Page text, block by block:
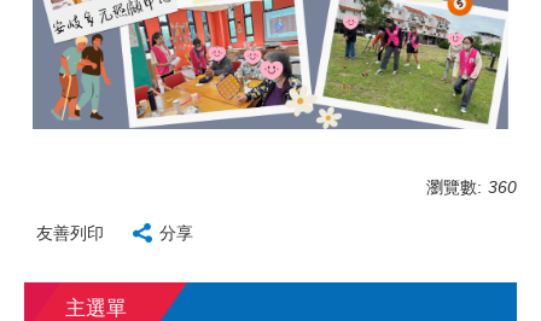
瀏覽數: 360
友善列印 分享
主選單